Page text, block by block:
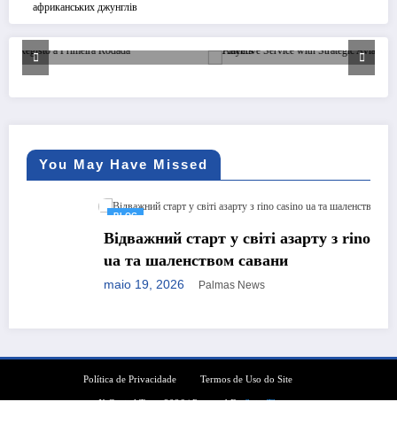
африканських джунглів
READ MORE
You May Have Missed
Відважний старт у світі азарту з rino casino
ua та шаленством савани
maio 19, 2026 Palmas News
Política de Privacidade Termos de Uso do Site
X Capital Tema 2026 | Powered BySpiceThemes